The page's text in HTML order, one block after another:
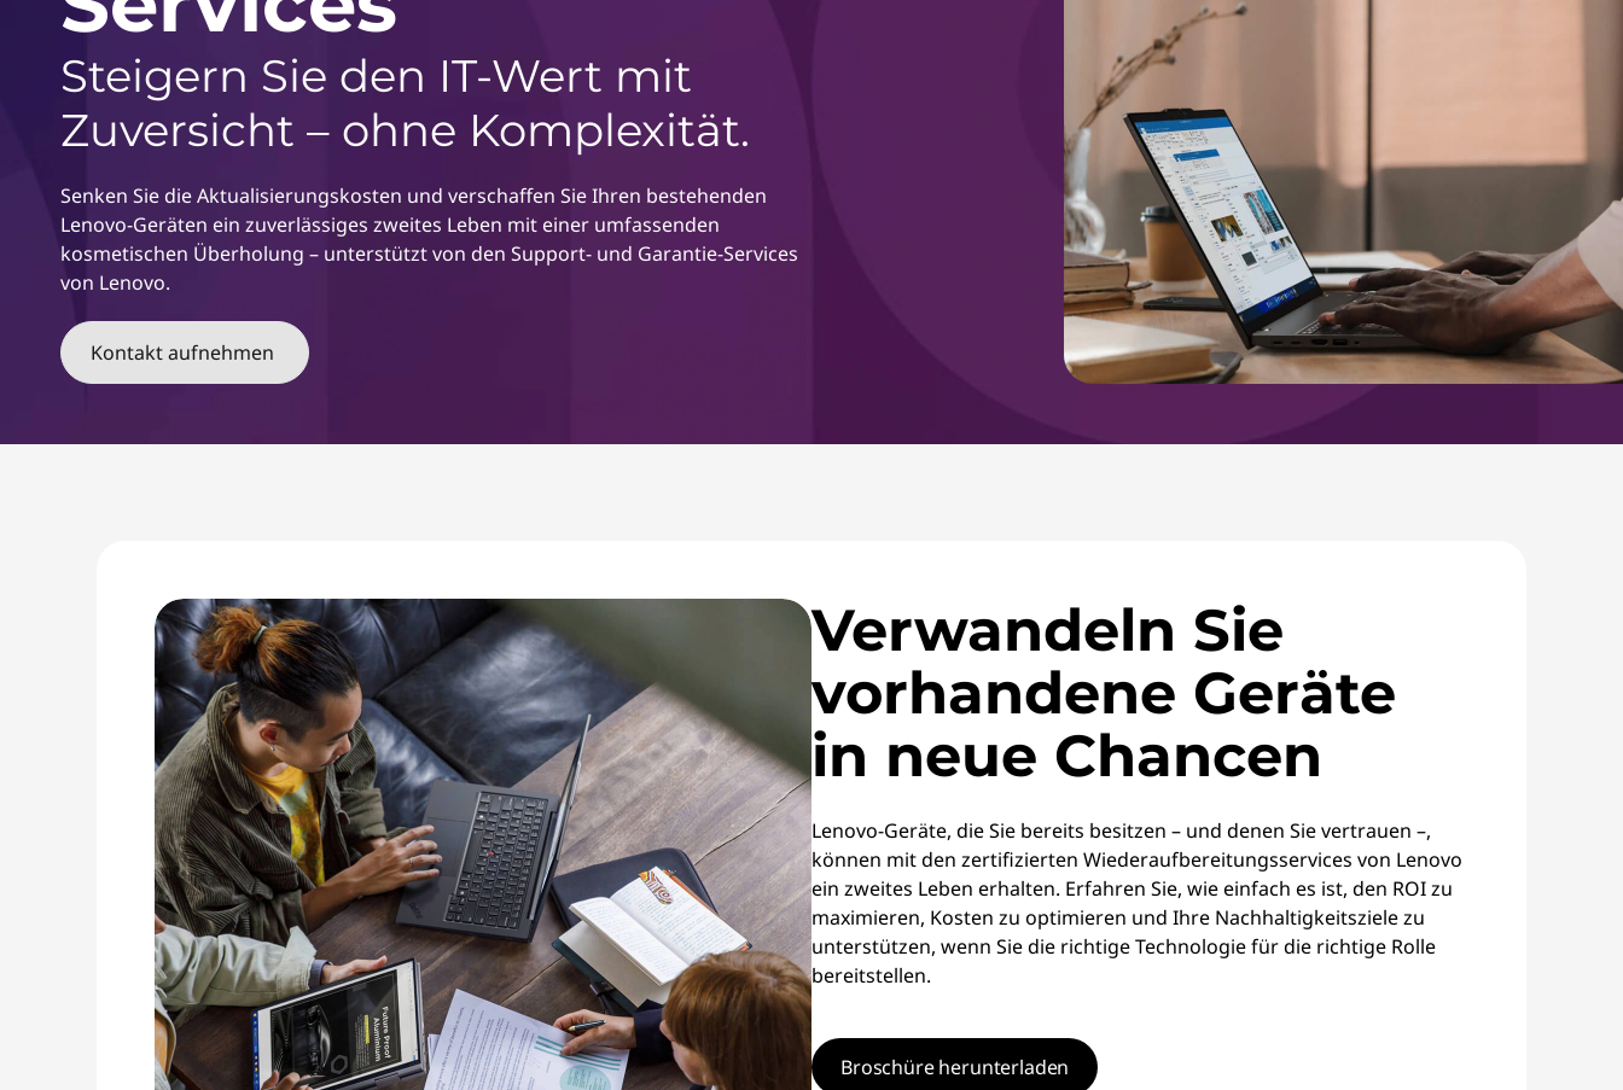
Steigern Sie den IT-Wert mit
Zuversicht – ohne Komplexität.
Senken Sie die Aktualisierungskosten und verschaffen Sie Ihren bestehenden
Lenovo-Geräten ein zuverlässiges zweites Leben mit einer umfassenden
kosmetischen Überholung – unterstützt von den Support- und Garantie-Services
von Lenovo.
Kontakt aufnehmen
Verwandeln Sie
vorhandene Geräte
in neue Chancen
Lenovo-Geräte, die Sie bereits besitzen – und denen Sie vertrauen –,
können mit den zertifizierten Wiederaufbereitungsservices von Lenovo
ein zweites Leben erhalten. Erfahren Sie, wie einfach es ist, den ROI zu
maximieren, Kosten zu optimieren und Ihre Nachhaltigkeitsziele zu
unterstützen, wenn Sie die richtige Technologie für die richtige Rolle
bereitstellen.
Broschüre herunterladen